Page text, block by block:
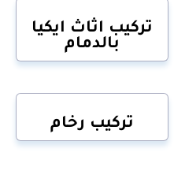
تركيب اثاث ايكيا
بالدمام
تركيب رخام